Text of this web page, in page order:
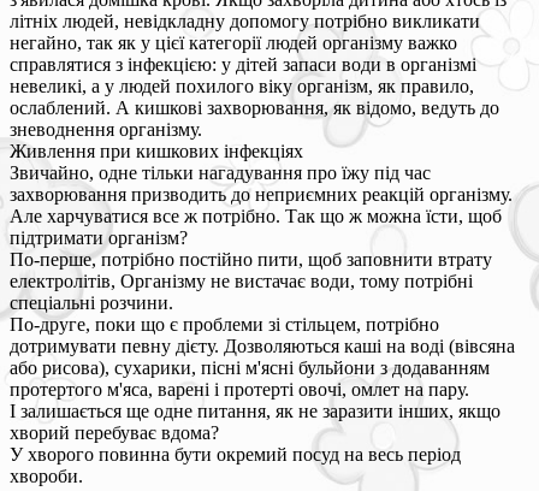
літніх людей, невідкладну допомогу потрібно викликати
негайно, так як у цієї категорії людей організму важко
справлятися з інфекцією: у дітей запаси води в організмі
невеликі, а у людей похилого віку організм, як правило,
ослаблений. А кишкові захворювання, як відомо, ведуть до
зневоднення організму.
Живлення при кишкових інфекціях
Звичайно, одне тільки нагадування про їжу під час
захворювання призводить до неприємних реакцій організму.
Але харчуватися все ж потрібно. Так що ж можна їсти, щоб
підтримати організм?
По-перше, потрібно постійно пити, щоб заповнити втрату
електролітів, Організму не вистачає води, тому потрібні
спеціальні розчини.
По-друге, поки що є проблеми зі стільцем, потрібно
дотримувати певну дієту. Дозволяються каші на воді (вівсяна
або рисова), сухарики, пісні м'ясні бульйони з додаванням
протертого м'яса, варені і протерті овочі, омлет на пару.
І залишається ще одне питання, як не заразити інших, якщо
хворий перебуває вдома?
У хворого повинна бути окремий посуд на весь період
хвороби.